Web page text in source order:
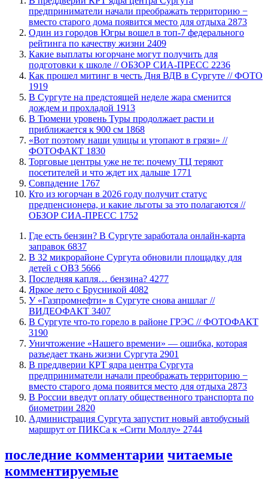
предприниматели начали преображать территорию −
вместо старого дома появится место для отдыха 2873
Один из городов Югры вошел в топ-7 федерального
рейтинга по качеству жизни 2409
Какие выплаты югорчане могут получить для
подготовки к школе // ОБЗОР СИА-ПРЕСС 2236
Как прошел митинг в честь Дня ВДВ в Сургуте // ФОТО
1919
В Сургуте на предстоящей неделе жара сменится
дождем и прохладой 1913
В Тюмени уровень Туры продолжает расти и
приближается к 900 см 1868
«Вот поэтому наши улицы и утопают в грязи» //
ФОТОФАКТ 1830
Торговые центры уже не те: почему ТЦ теряют
посетителей и что ждет их дальше 1771
​Совпадение 1767
Кто из югорчан в 2026 году получит статус
предпенсионера, и какие льготы за это полагаются //
ОБЗОР СИА-ПРЕСС 1752
​Где есть бензин? В Сургуте заработала онлайн-карта
заправок 6837
В 32 микрорайоне Сургута обновили площадку для
детей с ОВЗ 5666
​Последняя капля… бензина? 4277
Яркое лето с Брусникой 4082
У «Газпромнефти» в Сургуте снова аншлаг //
ВИДЕОФАКТ 3407
​В Сургуте что-то горело в районе ГРЭС // ФОТОФАКТ
3190
​Уничтожение «Нашего времени» — ошибка, которая
разъедает ткань жизни Сургута 2901
​В преддверии КРТ ядра центра Сургута
предприниматели начали преображать территорию −
вместо старого дома появится место для отдыха 2873
В России введут оплату общественного транспорта по
биометрии 2820
​Администрация Сургута запустит новый автобусный
маршрут от ПИКСа к «Сити Моллу» 2744
последние комментарии читаемые
комментируемые